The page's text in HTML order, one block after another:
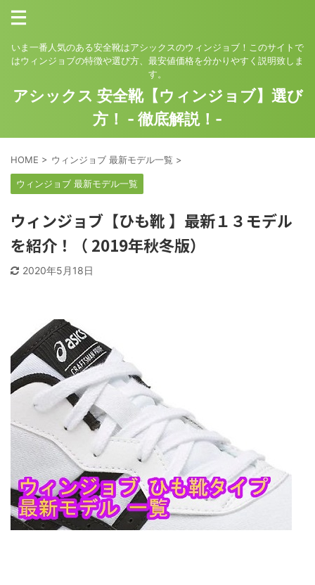
いま一番人気のある安全靴はアシックスのウィンジョブ！このサイトで
はウィンジョブの特徴や選び方、最安値価格を分かりやすく説明致しま
す。
アシックス 安全靴【ウィンジョブ】選び
方！ - 徹底解説！-
HOME > ウィンジョブ 最新モデル一覧 >
ウィンジョブ 最新モデル一覧
ウィンジョブ【ひも靴 】最新１３モデル
を紹介！（ 2019年秋冬版）
2020年5月18日